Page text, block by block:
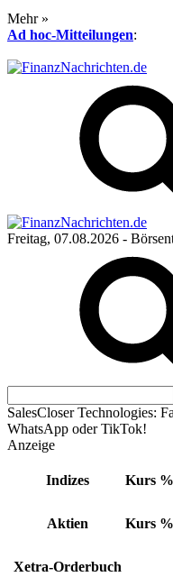
Mehr »
Ad hoc-Mitteilungen:
Freitag, 07.08.2026 -
SalesCloser Technologies:
WhatsApp oder TikTok!
Anzeige
Indizes Kurs %
Aktien Kurs %
Xetra-Orderbuch